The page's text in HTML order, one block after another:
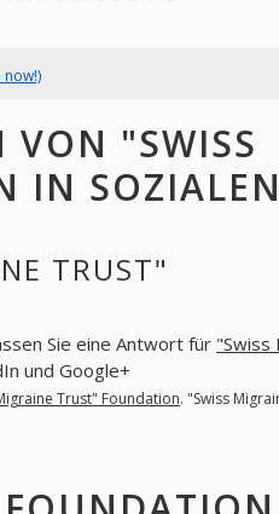
VON "SWISS
IN SOZIALEN
TRUST"
Sie eine Antwort für "Swiss
und Google+
Trust" Foundation. "Swiss